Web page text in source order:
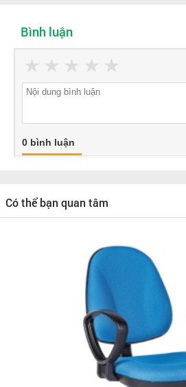
Bình luận
★
★
★
★
★
0 bình luận
Có thể bạn quan tâm